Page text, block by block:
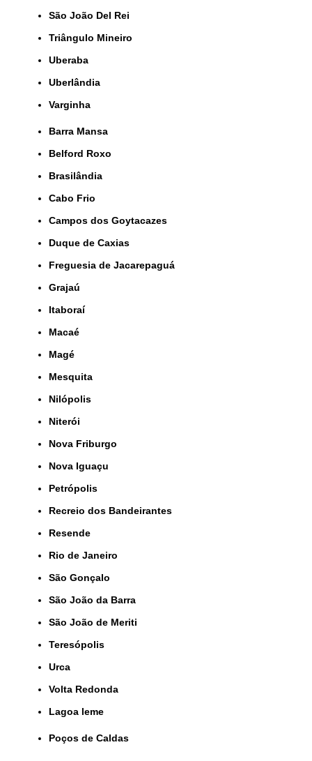
São João Del Rei
Triângulo Mineiro
Uberaba
Uberlândia
Varginha
Barra Mansa
Belford Roxo
Brasilândia
Cabo Frio
Campos dos Goytacazes
Duque de Caxias
Freguesia de Jacarepaguá
Grajaú
Itaboraí
Macaé
Magé
Mesquita
Nilópolis
Niterói
Nova Friburgo
Nova Iguaçu
Petrópolis
Recreio dos Bandeirantes
Resende
Rio de Janeiro
São Gonçalo
São João da Barra
São João de Meriti
Teresópolis
Urca
Volta Redonda
lagoa leme
Poços de Caldas